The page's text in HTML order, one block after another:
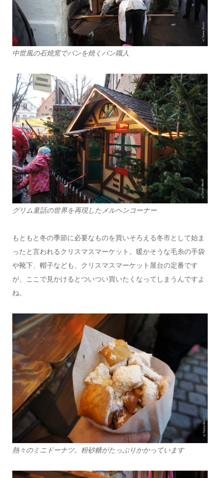
中世風の石焼窯でパンを焼くパン職人
グリム童話の世界を再現したメルヘンコーナー
もともと冬の季節に必要なものを買いそろえる冬市として始ま
ったと言われるクリスマスマーケット。暖かそうな毛糸の手袋
や靴下、帽子なども、クリスマスマーケット屋台の定番です
が、ここで見かけるとついつい買いたくなってしまうんですよ
ね。
熱々のミニドーナツ。粉砂糖がたっぷりかかっています